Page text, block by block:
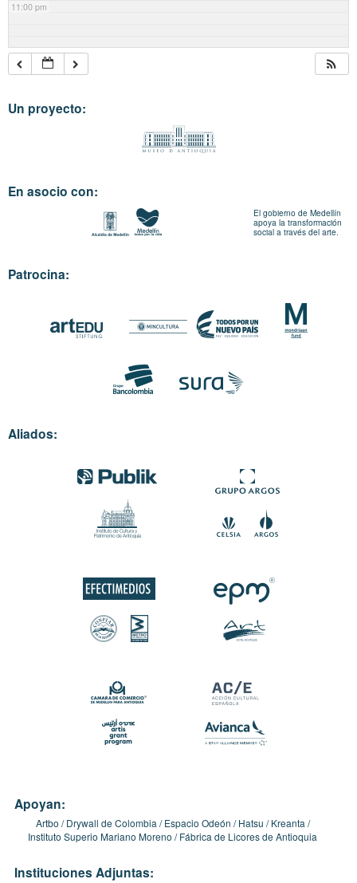
11:00 pm
Un proyecto:
En asocio con:
El gobierno de Medellín
apoya la transformación
social a través del arte.
Patrocina:
Aliados:
Apoyan:
Artbo Drywall de Colombia Espacio Odeón Hatsu
Kreanta
Instituto Superio Mariano Moreno
Fábrica de Licores de Antioquia
Instituciones Adjuntas: